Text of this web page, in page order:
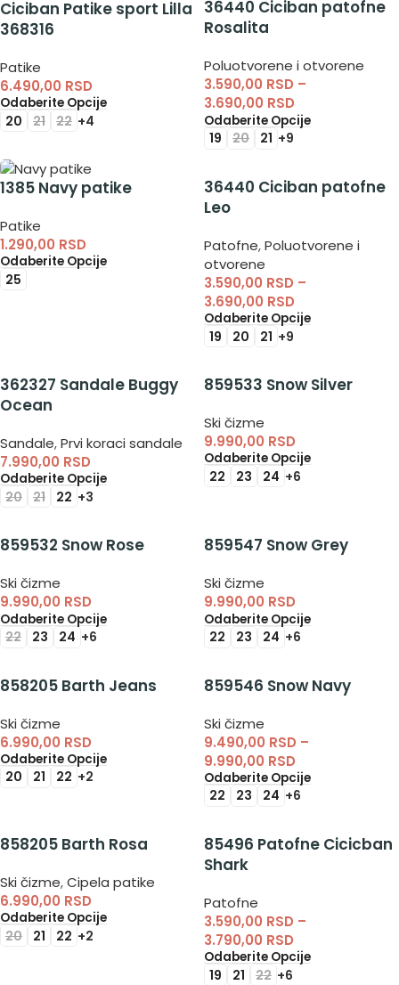
Ciciban Patike sport Lilla
368316
Patike
6.490,00 RSD
Odaberite Opcije
20 21 22 +4
36440 Ciciban patofne
Rosalita
Poluotvorene i otvorene
3.590,00 RSD –
3.690,00 RSD
Odaberite Opcije
19 20 21 +9
1385 Navy patike
Patike
1.290,00 RSD
Odaberite Opcije
25
36440 Ciciban patofne
Leo
Patofne,Poluotvorene i
otvorene
3.590,00 RSD –
3.690,00 RSD
Odaberite Opcije
19 20 21 +9
362327 Sandale Buggy
Ocean
Sandale,Prvi koraci sandale
7.990,00 RSD
Odaberite Opcije
20 21 22 +3
859533 Snow Silver
Ski čizme
9.990,00 RSD
Odaberite Opcije
22 23 24 +6
859532 Snow Rose
Ski čizme
9.990,00 RSD
Odaberite Opcije
22 23 24 +6
859547 Snow Grey
Ski čizme
9.990,00 RSD
Odaberite Opcije
22 23 24 +6
858205 Barth Jeans
Ski čizme
6.990,00 RSD
Odaberite Opcije
20 21 22 +2
859546 Snow Navy
Ski čizme
9.490,00 RSD –
9.990,00 RSD
Odaberite Opcije
22 23 24 +6
858205 Barth Rosa
Ski čizme,Cipela patike
6.990,00 RSD
Odaberite Opcije
20 21 22 +2
85496 Patofne Cicicban
Shark
Patofne
3.590,00 RSD –
3.790,00 RSD
Odaberite Opcije
19 21 22 +6